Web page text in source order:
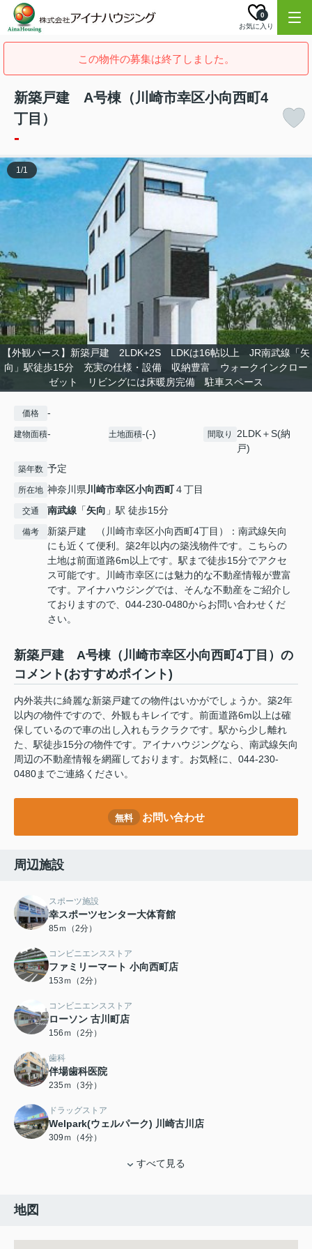
お気に入り
0
この物件の募集は終了しました。
新築戸建 A号棟（川崎市幸区小向西町4
丁目）
-
【外観パース】新築戸建 2LDK+2S LDKは16帖以上 JR南武線「矢
向」駅徒歩15分 充実の仕様・設備 収納豊富 ウォークインクロー
ゼット リビングには床暖房完備 駐車スペース
1/1
価格 -
建物面積- 土地面積-(-) 間取り
2LDK＋S(納
戸)
築年数 予定
所在地 神奈川県川崎市幸区小向西町４丁目
交通 南武線 「矢向 」駅 徒歩15分
備考
新築戸建 （川崎市幸区小向西町4丁目）：南武線矢向
にも近くて便利。築2年以内の築浅物件です。こちらの
土地は前面道路6m以上です。駅まで徒歩15分でアクセ
ス可能です。川崎市幸区には魅力的な不動産情報が豊富
です。アイナハウジングでは、そんな不動産をご紹介し
ておりますので、044-230-0480からお問い合わせくだ
さい。
新築戸建 A号棟（川崎市幸区小向西町4丁目）の
コメント(おすすめポイント)
内外装共に綺麗な新築戸建ての物件はいかがでしょうか。築2年
以内の物件ですので、外観もキレイです。前面道路6m以上は確
保しているので車の出し入れもラクラクです。駅から少し離れ
た、駅徒歩15分の物件です。アイナハウジングなら、南武線矢向
周辺の不動産情報を網羅しております。お気軽に、044-230-
0480までご連絡ください。
無料 お問い合わせ
周辺施設
スポーツ施設
幸スポーツセンター大体育館
85ｍ（2分）
コンビニエンスストア
ファミリーマート 小向西町店
153ｍ（2分）
コンビニエンスストア
ローソン 古川町店
156ｍ（2分）
歯科
伴場歯科医院
235ｍ（3分）
ドラッグストア
Welpark(ウェルパーク) 川崎古川店
309ｍ（4分）
すべて見る
地図